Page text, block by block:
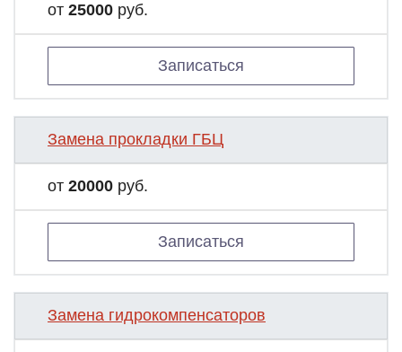
от 25000 руб.
Записаться
Замена прокладки ГБЦ
от 20000 руб.
Записаться
Замена гидрокомпенсаторов